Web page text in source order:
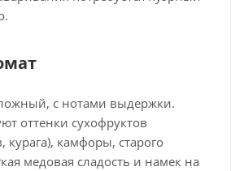
с нотами выдержки.
оттенки сухофруктов
курага), камфоры, старого
медовая сладость и намек на